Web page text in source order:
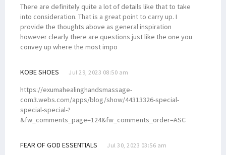
There are definitely quite a lot of details like that to take
into consideration. That is a great point to carry up. I
provide the thoughts above as general inspiration
however clearly there are questions just like the one you
convey up where the most impo
KOBE SHOES Jul 29, 2023 08:50 am
https://exumahealinghandsmassage-
com3.webs.com/apps/blog/show/44313326-special-
special-special-?
&fw_comments_page=124&fw_comments_order=ASC
FEAR OF GOD ESSENTIALS Jul 30, 2023 03:56 am